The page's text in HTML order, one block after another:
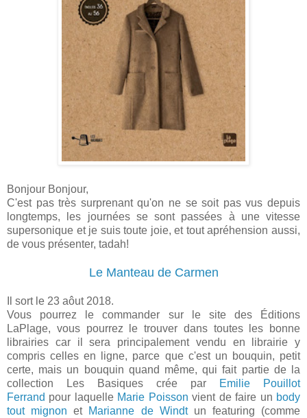
Bonjour Bonjour,
C'est pas très surprenant qu'on ne se soit pas vus depuis
longtemps, les journées se sont passées à une vitesse
supersonique et je suis toute joie, et tout apréhension aussi,
de vous présenter, tadah!
Le Manteau de Carmen
Il sort le 23 aôut 2018.
Vous pourrez le commander sur le site des Éditions
LaPlage, vous pourrez le trouver dans toutes les bonne
librairies car il sera principalement vendu en librairie y
compris celles en ligne, parce que c'est un bouquin, petit
certe, mais un bouquin quand même, qui fait partie de la
collection Les Basiques crée par
Emilie Pouillot
Ferrand pour laquelle Marie Poisson vient de faire un body
tout mignon et Marianne de Windtun featuring (comme